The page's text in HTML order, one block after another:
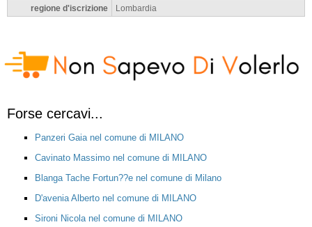
regione d'iscrizione
Lombardia
Forse cercavi...
Panzeri Gaia nel comune di MILANO
Cavinato Massimo nel comune di MILANO
Blanga Tache Fortun??e nel comune di Milano
D'avenia Alberto nel comune di MILANO
Sironi Nicola nel comune di MILANO